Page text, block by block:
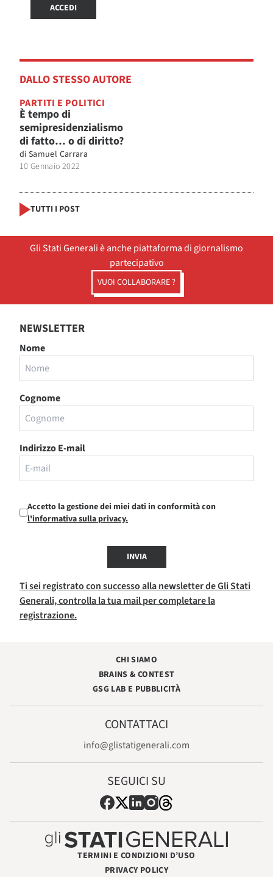
ACCEDI
DALLO STESSO AUTORE
PARTITI E POLITICI
È tempo di
semipresidenzialismo
di fatto… o di diritto?
di Samuel Carrara
10 Gennaio 2022
TUTTI I POST
Gli Stati Generali è anche piattaforma di giornalismo
partecipativo
VUOI COLLABORARE ?
NEWSLETTER
Nome
Cognome
Indirizzo E-mail
Accetto la gestione dei miei dati in conformità con
l'informativa sulla privacy.
INVIA
Ti sei registrato con successo alla newsletter de Gli Stati
Generali, controlla la tua mail per completare la
registrazione.
CHI SIAMO
BRAINS & CONTEST
GSG LAB E PUBBLICITÀ
CONTATTACI
info@glistatigenerali.com
SEGUICI SU
TERMINI E CONDIZIONI D’USO
PRIVACY POLICY